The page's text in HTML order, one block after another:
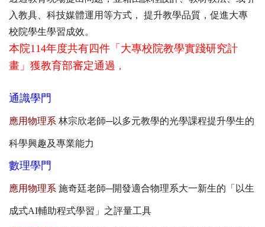
入教具、科技媒體運用等方式， 提升教學品質，促進大專
校院學生學習成效。
本院114年度共有四件「大專校院教學實踐研究計
畫」獲教育部審定通過 ，
通識學門
應用物理系 林宗欣老師─以多元教學的光學課程提升學生的
科學興趣及專業能力
數理學門
應用物理系 施奇廷老師─開發適合物理系大一新生的「以生
成式AI輔助程式學習」之評量工具